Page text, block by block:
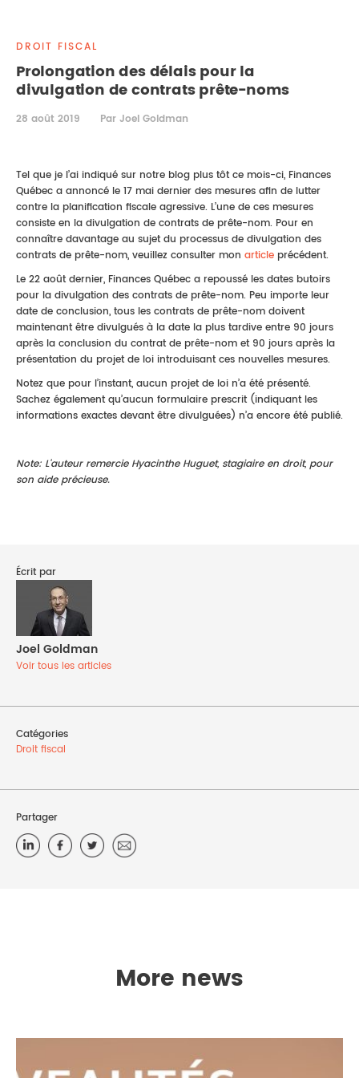
PROPRIÉTÉ INTELLECTUELLE
DROIT DE LA FAMILLE
DROIT FISCAL
Prolongation des délais pour la
divulgation de contrats prête-noms
28 août 2019 Par Joel Goldman
Tel que je l’ai indiqué sur notre blog plus tôt ce mois-ci, Finances
Québec a annoncé le 17 mai dernier des mesures afin de lutter
contre la planification fiscale agressive. L’une de ces mesures
consiste en la divulgation de contrats de prête-nom. Pour en
connaître davantage au sujet du processus de divulgation des
contrats de prête-nom, veuillez consulter mon article précédent.
Le 22 août dernier, Finances Québec a repoussé les dates butoirs
pour la divulgation des contrats de prête-nom. Peu importe leur
date de conclusion, tous les contrats de prête-nom doivent
maintenant être divulgués à la date la plus tardive entre 90 jours
après la conclusion du contrat de prête-nom et 90 jours après la
présentation du projet de loi introduisant ces nouvelles mesures.
Notez que pour l’instant, aucun projet de loi n’a été présenté.
Sachez également qu’aucun formulaire prescrit (indiquant les
informations exactes devant être divulguées) n’a encore été publié.
Note: L'auteur remercie Hyacinthe Huguet, stagiaire en droit, pour
son aide précieuse.
Écrit par
Joel Goldman
Voir tous les articles
Catégories
Droit fiscal
Partager
More news